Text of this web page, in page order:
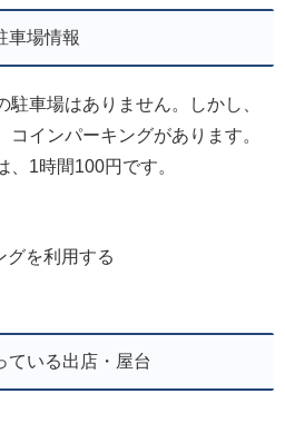
車場情報
車場はありません。しかし、
インパーキングがあります。
、1時間100円です。
グを利用する
ている出店・屋台